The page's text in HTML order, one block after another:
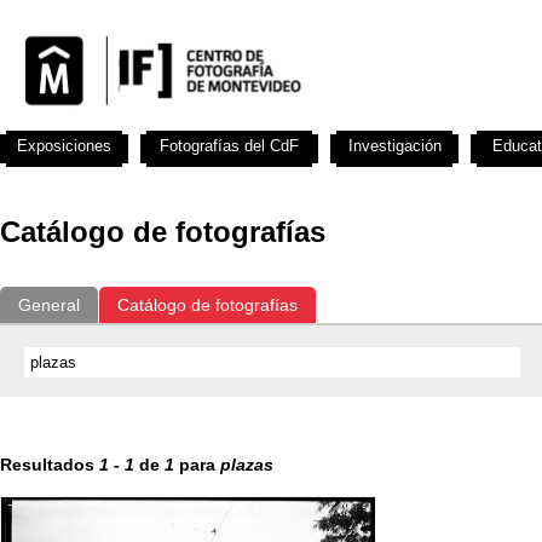
Catálogo de fotografías
General Catálogo de fotografías
Resultados 1 - 1 de 1 para plazas
Exposiciones Fotografías del CdF Investigación